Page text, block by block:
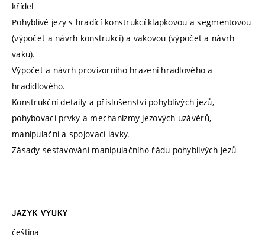
křídel
Pohyblivé jezy s hradící konstrukcí klapkovou a segmentovou
(výpočet a návrh konstrukcí) a vakovou (výpočet a návrh
vaku).
Výpočet a návrh provizorního hrazení hradlového a
hradidlového.
Konstrukční detaily a příslušenství pohyblivých jezů,
pohybovací prvky a mechanizmy jezových uzávěrů,
manipulační a spojovací lávky.
Zásady sestavování manipulačního řádu pohyblivých jezů
JAZYK VÝUKY
čeština